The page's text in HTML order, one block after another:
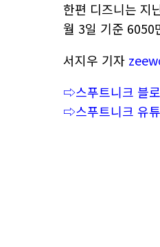
한편 디즈니는 지
월 3일 기준 6050
서지우 기자
⇨스푸트니크 블
⇨스푸트니크 유